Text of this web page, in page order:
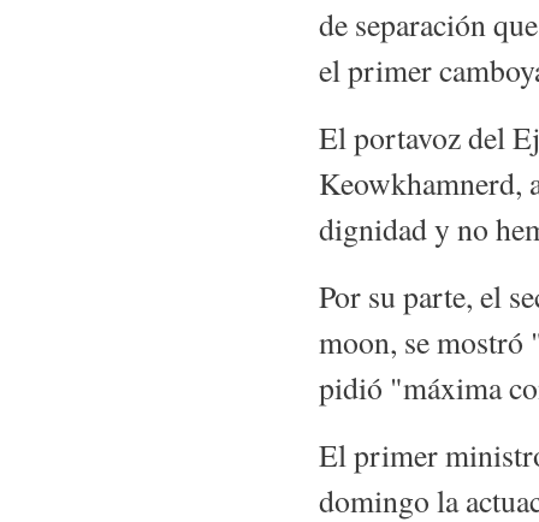
de separación
el primer
El portavoz del
Keowkhamnerd,
dignidad y no
Por su parte, el
moon, se
pidió "máxima
El primer
domingo la